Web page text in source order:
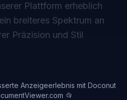
Plattform erheblich
breiteres Spektrum an
Präzision und Stil
Anzeigeerlebnis mit Doconut
📂